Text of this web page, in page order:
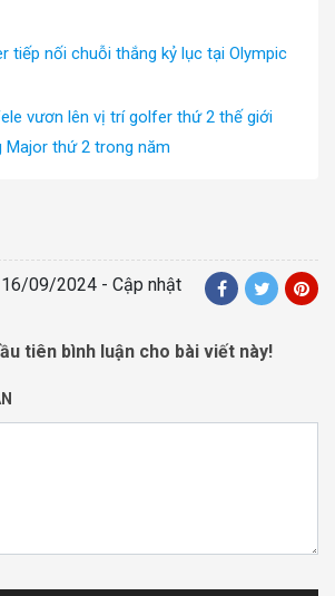
tiếp nối chuỗi thắng kỷ lục tại Olympic
vươn lên vị trí golfer thứ 2 thế giới
Major thứ 2 trong năm
16/09/2024 - Cập nhật
tiên bình luận cho bài viết này!